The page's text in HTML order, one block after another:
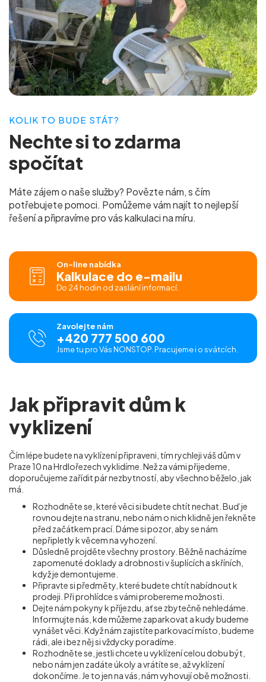
KOLIK TO BUDE STÁT?
Nechte si tozdarma
spočítat
Máte zájem o naše služby? Povězte nám, s čím
potřebujete pomoci. Pomůžeme vám najít to nejlepší
řešení a připravíme pro váskalkulaci na míru.
On-line nabídka
Kalkulace do e-mailu
Do 24 hodin od zaslání informací.
Zavolejte nám
+420 777 500 600
Jsme tu pro Vás NONSTOP. Pracujeme i o svátcích.
Jak připravit dům k
vyklizení
Čím lépe budete na vyklízení připraveni, tím rychleji váš dům v
Praze 10 na Hrdlořezech vyklidíme. Než za vámi přijedeme,
doporučujeme zařídit pár nezbytností, aby všechno běželo, jak
má.
Rozhodněte se, které věci si budete chtít nechat. Buď je
rovnou dejte na stranu, nebo nám o nich klidně jen řekněte
před začátkem prací. Dáme si pozor, aby se nám
nepřipletly k věcem na vyhození.
Důsledně projděte všechny prostory. Běžně nacházíme
zapomenuté doklady a drobnosti v šuplících a skříních,
když je demontujeme.
Připravte si předměty, které budete chtít nabídnout k
prodeji. Při prohlídce s vámi probereme možnosti.
Dejte nám pokyny k příjezdu, ať se zbytečně nehledáme.
Informujte nás, kde můžeme zaparkovat a kudy budeme
vynášet věci. Když nám zajistíte parkovací místo, budeme
rádi, ale i bez něj si vždycky poradíme.
Rozhodněte se, jestli chcete u vyklízení celou dobu být,
nebo nám jen zadáte úkoly a vrátíte se, až vyklízení
dokončíme. Je to jen na vás, nám vyhovují obě možnosti.